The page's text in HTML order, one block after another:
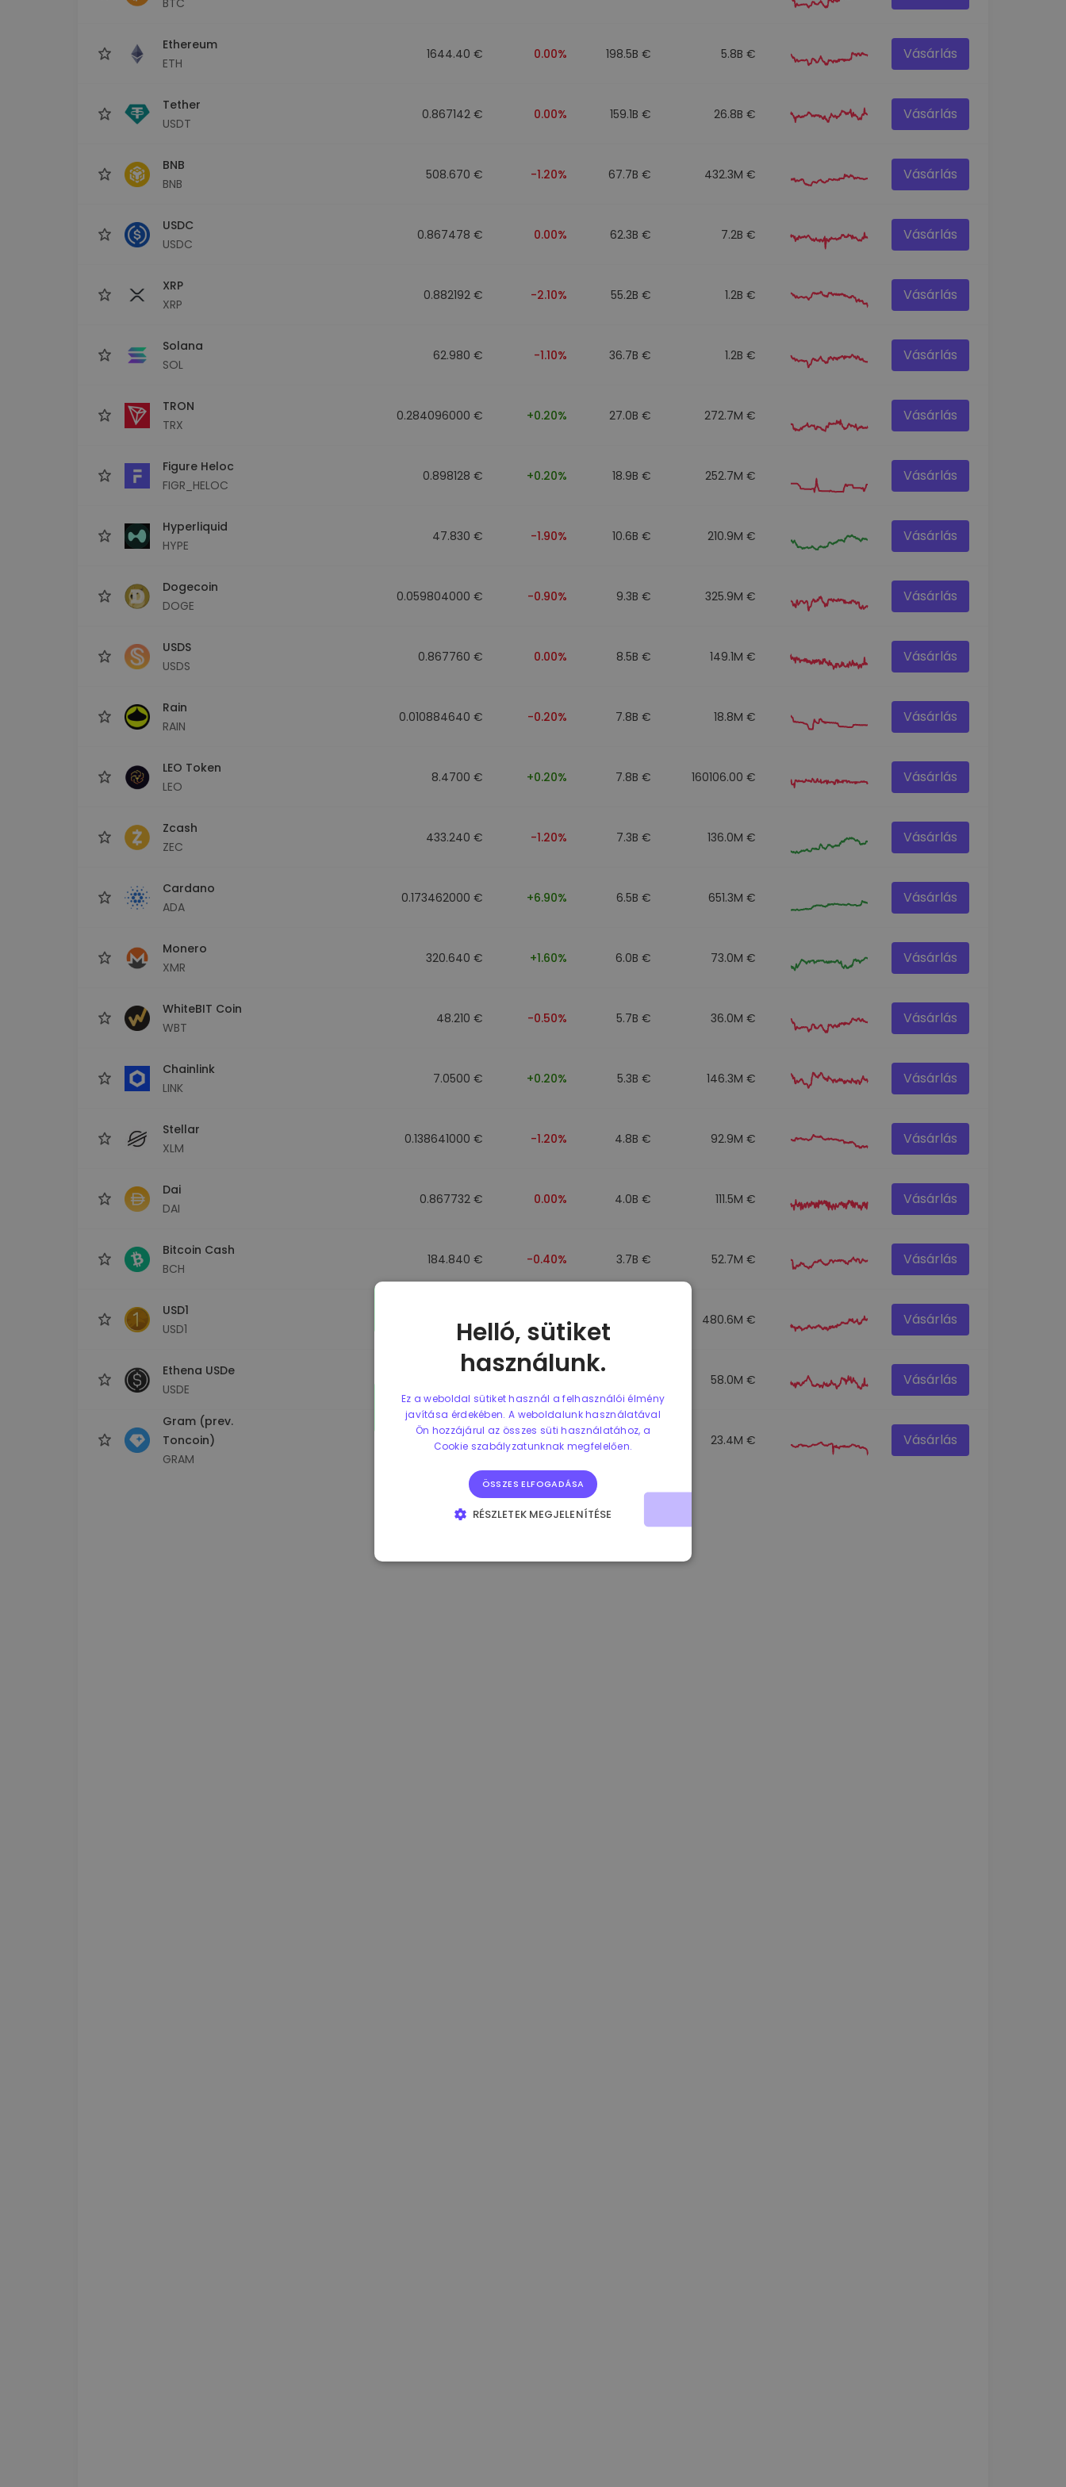
Ethereum
ETH
1644.40 € 0.00% 198.5B € 5.8B € Vásárlás
Tether
USDT
0.867142 € 0.00% 159.1B € 26.8B € Vásárlás
BNB
BNB
508.670 € -1.20% 67.7B € 432.3M € Vásárlás
USDC
USDC
0.867478 € 0.00% 62.3B € 7.2B € Vásárlás
XRP
XRP
0.882192 € -2.10% 55.2B € 1.2B € Vásárlás
Solana
SOL
62.980 € -1.10% 36.7B € 1.2B € Vásárlás
TRON
TRX
0.284096000 € +0.20% 27.0B € 272.7M € Vásárlás
Figure Heloc
FIGR_HELOC
0.898128 € +0.20% 18.9B € 252.7M € Vásárlás
Hyperliquid
HYPE
47.830 € -1.90% 10.6B € 210.9M € Vásárlás
Dogecoin
DOGE
0.059804000 € -0.90% 9.3B € 325.9M € Vásárlás
USDS
USDS
0.867760 € 0.00% 8.5B € 149.1M € Vásárlás
Rain
RAIN
0.010884640 € -0.20% 7.8B € 18.8M € Vásárlás
LEO Token
LEO
8.4700 € +0.20% 7.8B € 160106.00 € Vásárlás
Zcash
ZEC
433.240 € -1.20% 7.3B € 136.0M € Vásárlás
Cardano
ADA
0.173462000 € +6.90% 6.5B € 651.3M € Vásárlás
Monero
XMR
320.640 € +1.60% 6.0B € 73.0M € Vásárlás
WhiteBIT Coin
WBT
48.210 € -0.50% 5.7B € 36.0M € Vásárlás
Chainlink
LINK
7.0500 € +0.20% 5.3B € 146.3M € Vásárlás
Stellar
XLM
0.138641000 € -1.20% 4.8B € 92.9M € Vásárlás
Dai
DAI
0.867732 € 0.00% 4.0B € 111.5M € Vásárlás
Bitcoin Cash
BCH
184.840 € -0.40% 3.7B € 52.7M € Vásárlás
USD1
USD1
0.00% 480.6M € Vásárlás
Ethena USDe
USDE
58.0M € Vásárlás
Gram (prev.
Toncoin)
GRAM
1.160000 € -4.10% 3.2B € 23.4M € Vásárlás
Helló, sütiket
használunk.
Ez a weboldal sütiket használ a felhasználói élmény
javítása érdekében. A weboldalunk használatával
Ön hozzájárul az összes süti használatához, a
Cookie szabályzatunknak megfelelően.
ÖSSZES ELFOGADÁSA
RÉSZLETEK MEGJELENÍTÉSE